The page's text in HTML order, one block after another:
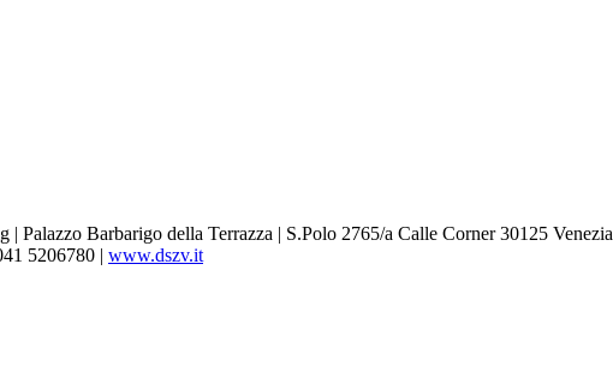
| Palazzo Barbarigo della Terrazza | S.Polo 2765/a Calle Corner 30125 Venezia
5206780 | www.dszv.it